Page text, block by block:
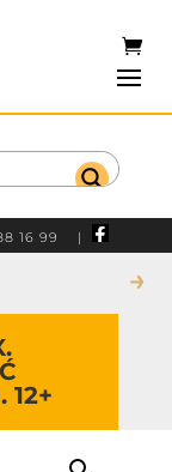
16 99 |
→
12+